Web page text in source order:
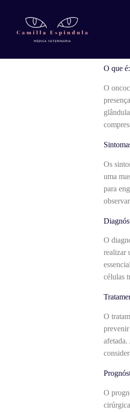
conteúdo
O
O que
O
Os
uma
para
O
realizar
células
O
prevenir
afetada.
O